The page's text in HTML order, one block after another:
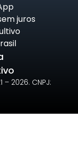
juros
2026. CNPJ: